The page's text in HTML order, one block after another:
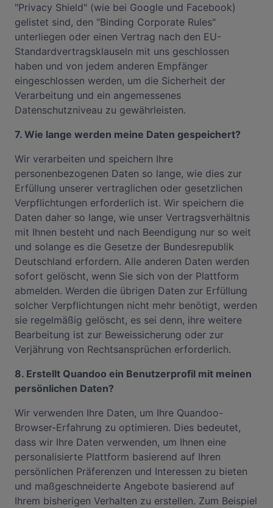
"Privacy Shield" (wie bei Google und Facebook)
gelistet sind, den "Binding Corporate Rules"
unterliegen oder einen Vertrag nach den EU-
Standardvertragsklauseln mit uns geschlossen
haben und von jedem anderen Empfänger
eingeschlossen werden, um die Sicherheit der
Verarbeitung und ein angemessenes
Datenschutzniveau zu gewährleisten.
7. Wie lange werden meine Daten gespeichert?
Wir verarbeiten und speichern Ihre
personenbezogenen Daten so lange, wie dies zur
Erfüllung unserer vertraglichen oder gesetzlichen
Verpflichtungen erforderlich ist. Wir speichern die
Daten daher so lange, wie unser Vertragsverhältnis
mit Ihnen besteht und nach Beendigung nur so weit
und solange es die Gesetze der Bundesrepublik
Deutschland erfordern. Alle anderen Daten werden
sofort gelöscht, wenn Sie sich von der Plattform
abmelden. Werden die übrigen Daten zur Erfüllung
solcher Verpflichtungen nicht mehr benötigt, werden
sie regelmäßig gelöscht, es sei denn, ihre weitere
Bearbeitung ist zur Beweissicherung oder zur
Verjährung von Rechtsansprüchen erforderlich.
8. Erstellt Quandoo ein Benutzerprofil mit meinen
persönlichen Daten?
Wir verwenden Ihre Daten, um Ihre Quandoo-
Browser-Erfahrung zu optimieren. Dies bedeutet,
dass wir Ihre Daten verwenden, um Ihnen eine
personalisierte Plattform basierend auf Ihren
persönlichen Präferenzen und Interessen zu bieten
und maßgeschneiderte Angebote basierend auf
Ihrem bisherigen Verhalten zu erstellen. Zum Beispiel